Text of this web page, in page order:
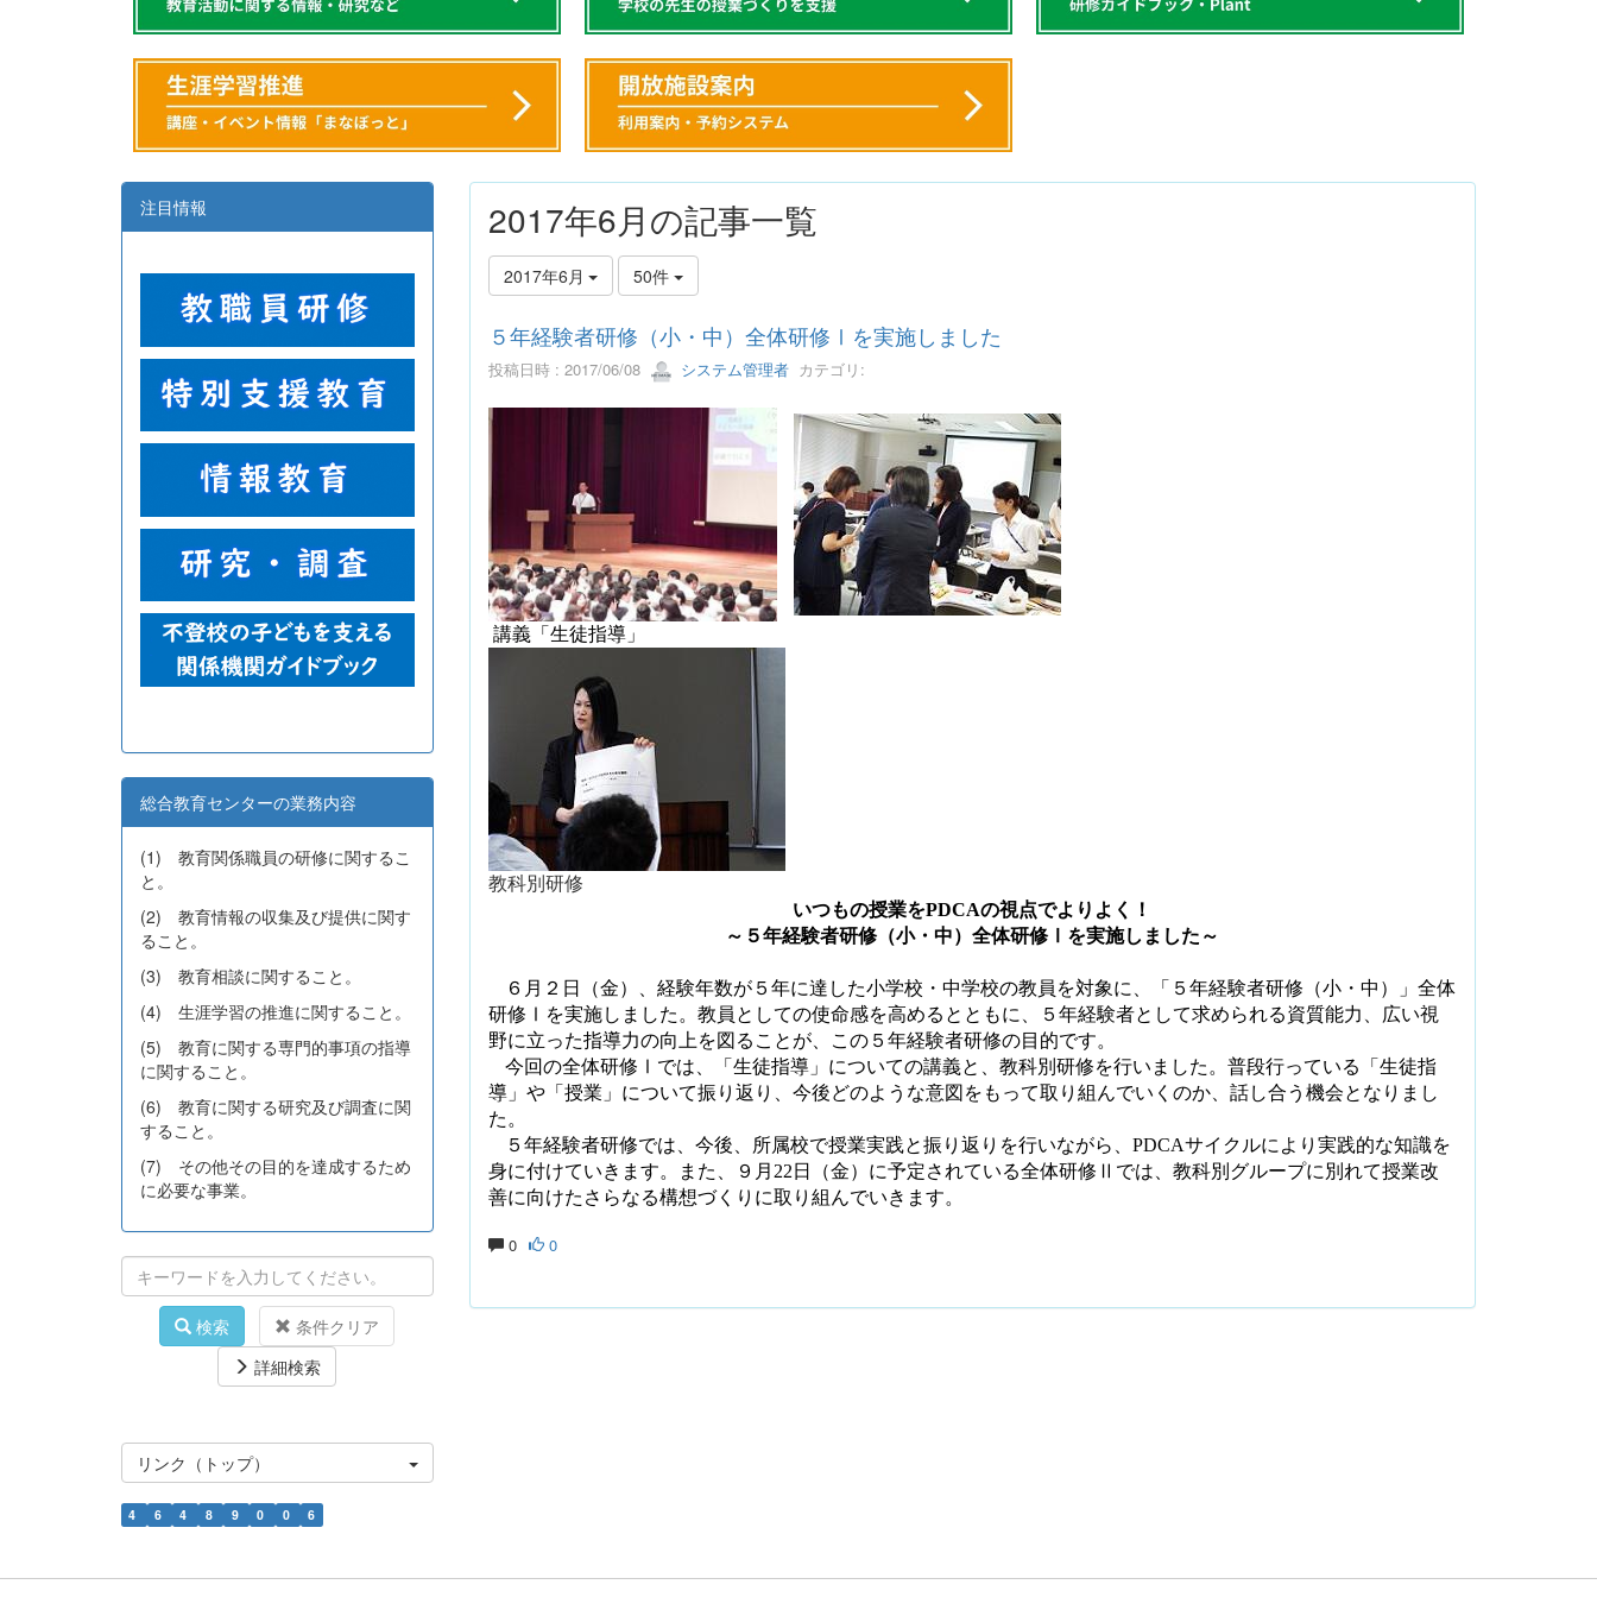
2017年6月の記事一覧
2017年6月 50件
５年経験者研修（小・中）全体研修Ⅰを実施しました
投稿日時 : 2017/06/08 システム管理者カテゴリ:
講義「生徒指導」
教科別研修
いつもの授業をPDCAの視点でよりよく！
～５年経験者研修（小・中）全体研修Ⅰを実施しました～
６月２日（金）、経験年数が５年に達した小学校・中学校の教員を対象に、「５年経験者研修（小・中）」全体
研修Ⅰを実施しました。教員としての使命感を高めるとともに、５年経験者として求められる資質能力、広い視
野に立った指導力の向上を図ることが、この５年経験者研修の目的です。
今回の全体研修Ⅰでは、「生徒指導」についての講義と、教科別研修を行いました。普段行っている「生徒指
導」や「授業」について振り返り、今後どのような意図をもって取り組んでいくのか、話し合う機会となりまし
た。
５年経験者研修では、今後、所属校で授業実践と振り返りを行いながら、 PDCAサイクルにより実践的な知識を
身に付けていきます。また、９月 22 日（金）に予定されている全体研修Ⅱでは、教科別グループに別れて授業改
善に向けたさらなる構想づくりに取り組んでいきます。
0 0
注目情報
総合教育センターの業務内容
(1) 教育関係職員の研修に関するこ
と。
(2) 教育情報の収集及び提供に関す
ること。
(3) 教育相談に関すること。
(4) 生涯学習の推進に関すること。
(5) 教育に関する専門的事項の指導
に関すること。
(6) 教育に関する研究及び調査に関
すること。
(7) その他その目的を達成するため
に必要な事業。
検索
条件クリア
詳細検索
リンク（トップ）
4 6 4 8 9 0 0 6